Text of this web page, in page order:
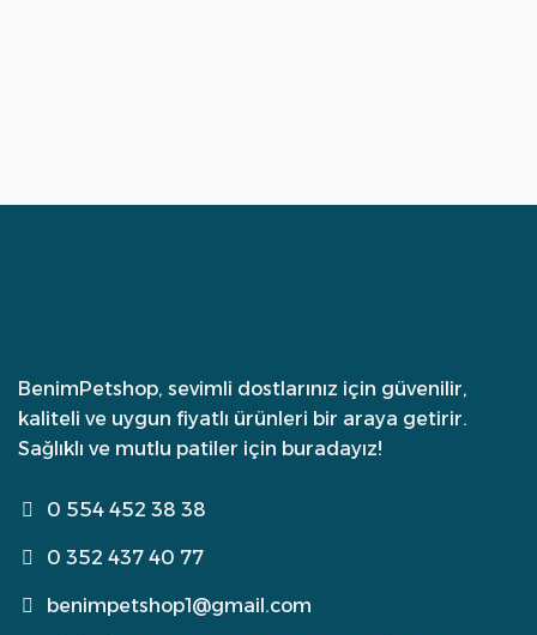
BenimPetshop, sevimli dostlarınız için güvenilir,
kaliteli ve uygun fiyatlı ürünleri bir araya getirir.
Sağlıklı ve mutlu patiler için buradayız!
0 554 452 38 38
0 352 437 40 77
benimpetshop1@gmail.com